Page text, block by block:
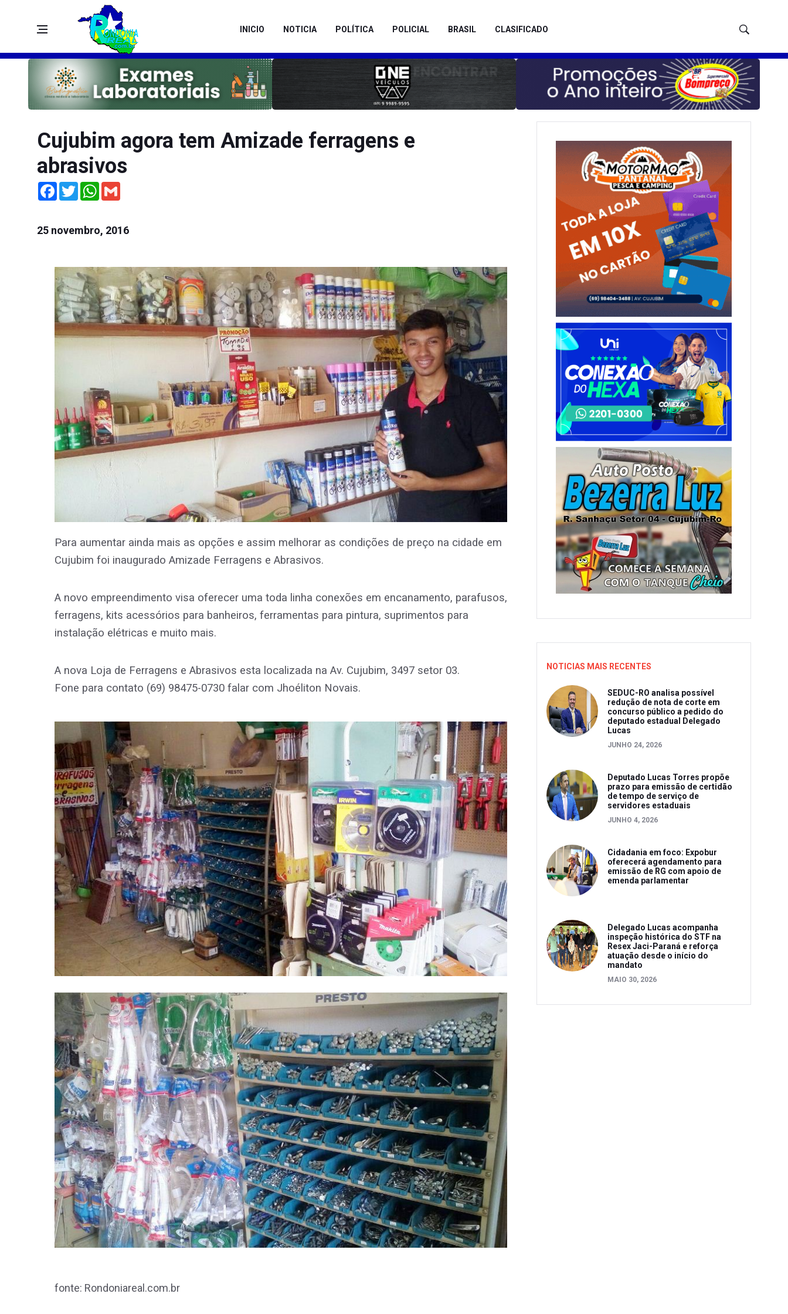
INICIO NOTICIA POLÍTICA POLICIAL BRASIL CLASIFICADO
Cujubim agora tem Amizade ferragens e
abrasivos
Facebook
TwitterWhatsApp
25 novembro, 2016
Para aumentar ainda mais as opções e assim melhorar as condições de preço na cidade em
Cujubim foi inaugurado Amizade Ferragens e Abrasivos.
A novo empreendimento visa oferecer uma toda linha conexões em encanamento, parafusos,
ferragens, kits acessórios para banheiros, ferramentas para pintura, suprimentos para
instalação elétricas e muito mais.
A nova Loja de Ferragens e Abrasivos esta localizada na Av. Cujubim, 3497 setor 03.
Fone para contato (69) 98475-0730 falar com Jhoéliton Novais.
fonte: Rondoniareal.com.br
NOTICIAS MAIS RECENTES
SEDUC-RO analisa possível
redução de nota de corte em
concurso público a pedido do
deputado estadual Delegado
Lucas
JUNHO 24, 2026
Deputado Lucas Torres propõe
prazo para emissão de certidão
de tempo de serviço de
servidores estaduais
JUNHO 4, 2026
Cidadania em foco: Expobur
oferecerá agendamento para
emissão de RG com apoio de
emenda parlamentar
Delegado Lucas acompanha
inspeção histórica do STF na
Resex Jaci-Paraná e reforça
atuação desde o início do
mandato
MAIO 30, 2026